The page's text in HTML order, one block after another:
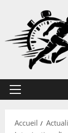
contenu
Menu
Accueil